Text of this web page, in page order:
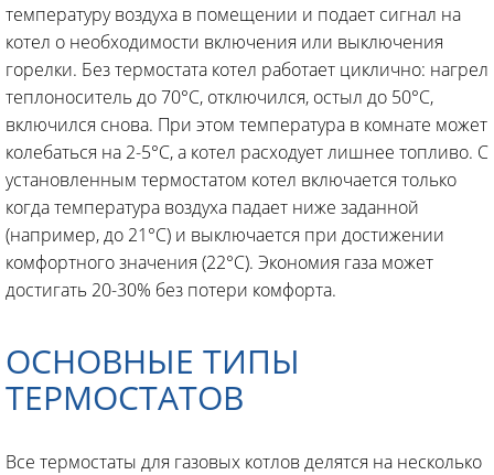
температуру воздуха в помещении и подает сигнал на
котел о необходимости включения или выключения
горелки. Без термостата котел работает циклично: нагрел
теплоноситель до 70°C, отключился, остыл до 50°C,
включился снова. При этом температура в комнате может
колебаться на 2-5°C, а котел расходует лишнее топливо. С
установленным термостатом котел включается только
когда температура воздуха падает ниже заданной
(например, до 21°C) и выключается при достижении
комфортного значения (22°C). Экономия газа может
достигать 20-30% без потери комфорта.
ОСНОВНЫЕ ТИПЫ
ТЕРМОСТАТОВ
Все термостаты для газовых котлов делятся на несколько